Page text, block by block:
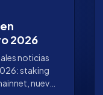
2026
noticias
staking
nuevas